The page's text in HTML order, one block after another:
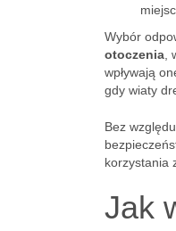
Wybór
otoczenia
wpływają
gdy wiaty
Bez
korzystania
Jak